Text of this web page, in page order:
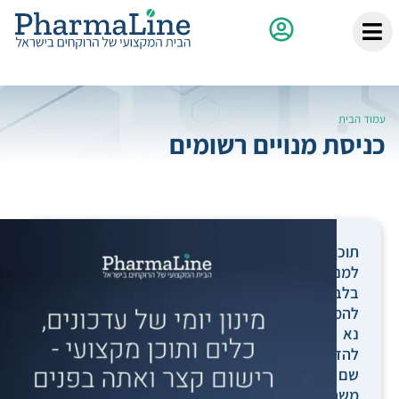
עמוד הבית
כניסת מנויים רשומים
תוכן
למנויים
בלבד.
להמשך,
נא
להזין
שם